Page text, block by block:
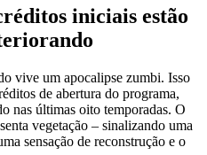
iniciais estão
vive um apocalipse zumbi. Isso
de abertura do programa,
nas últimas oito temporadas. O
vegetação – sinalizando uma
sensação de reconstrução e o